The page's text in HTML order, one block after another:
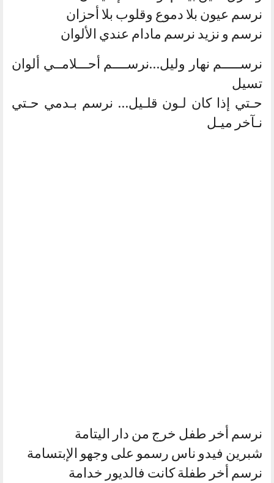
نرسم عيون بلا دموع وقلوب بلا أحزان
نرسم و نزيد نرسم مادام عندي الألوان
نرســـــم نهار وليل…نرســــم أحـــلامــي ألوان
تسيل
حـتي إذا كان لـون قلـيل… نرسم بـدمي حـتي
نـآخر ميـل
نرسم أخر طفل خرج من دار اليتامة
شبرين فيدو ناس رسمو على وجهو الإبتسامة
نرسم أخر طفلة كانت فالديور خدامة